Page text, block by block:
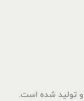
تولید شده است.